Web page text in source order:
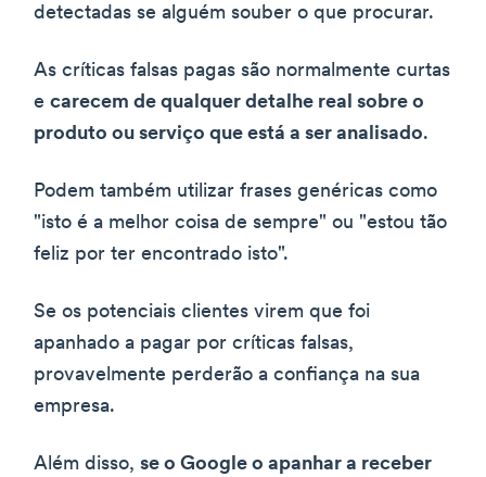
detectadas se alguém souber o que procurar.
As críticas falsas pagas são normalmente curtas
e carecem de qualquer detalhe real sobre o
produto ou serviço que está a ser analisado.
Podem também utilizar frases genéricas como
"isto é a melhor coisa de sempre" ou "estou tão
feliz por ter encontrado isto".
Se os potenciais clientes virem que foi
apanhado a pagar por críticas falsas,
provavelmente perderão a confiança na sua
empresa.
Além disso, se o Google o apanhar a receber